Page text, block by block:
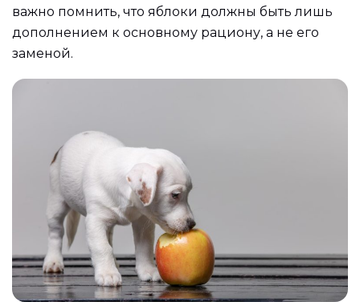
важно помнить, что яблоки должны быть лишь
дополнением к основному рациону, а не его
заменой.